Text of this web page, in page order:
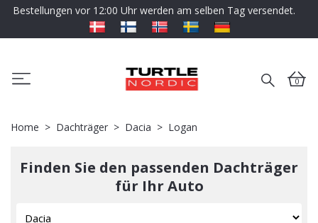
Bestellungen vor 12:00 Uhr werden am selben Tag versendet.
0
Home Dachträger Dacia Logan
Finden Sie den passenden Dachträger
für Ihr Auto